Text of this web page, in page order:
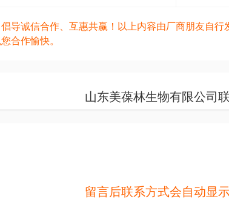
导诚信合作、互惠共赢！以上内容由厂商朋友自
合作愉快。
山东美葆林生物有限公司
留言后联系方式会自动显